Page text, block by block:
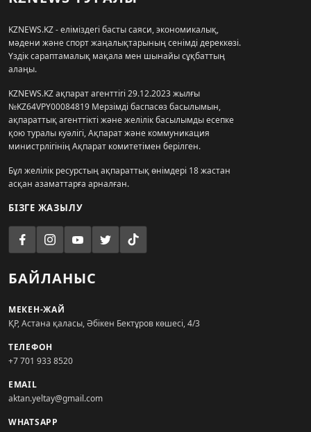
KZNEWS.KZ - еліміздегі басты саяси, экономикалық,
мәдени және спорт жаңалықтарының сенімді дереккөзі.
Үздік сараптамалық мақала мен шынайы сұқбаттың
алаңы.
KZNEWS.KZ ақпарат агенттігі 29.12.2023 жылғы
№KZ64VPY00084819 Мерзімді баспасөз басылымын,
ақпараттық агенттікті және желілік басылымды есепке
қою туралы куәлігі, Ақпарат және коммуникация
министрлігінің Ақпарат комитетімен берілген.
Бұл желілік ресурстың ақпараттық өнімдері 18 жастан
асқан азаматтарға арналған.
БІЗГЕ ЖАЗЫЛУ
БАЙЛАНЫС
МЕКЕН-ЖАЙ
ҚР, Астана қаласы, Әбікен Бектұров көшесі, 4/3
ТЕЛЕФОН
+7 701 933 8520
EMAIL
aktan.yeltay@gmail.com
WHATSAPP